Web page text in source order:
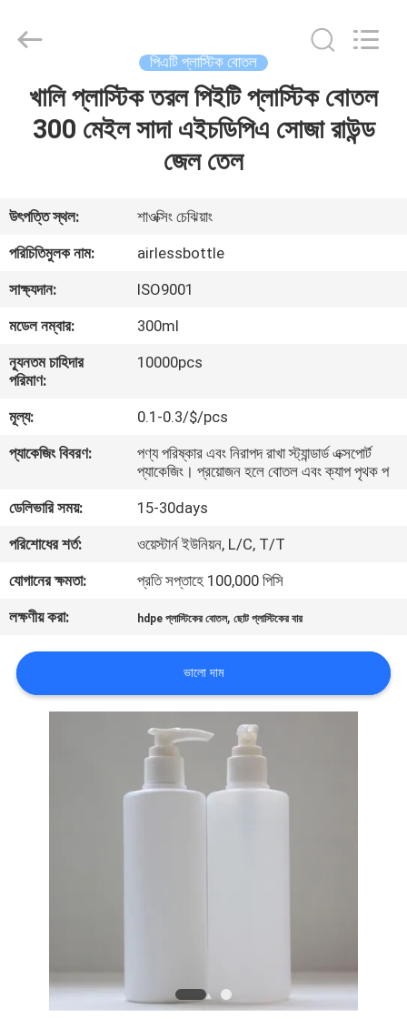
বাড়ি
আমাদের
সম্পর্কে
কারখানা
ভ্রমণ
নিয়ন্ত্রণ
করুন
উদ্ধৃতির
জন্য
সাইট
Plastic
Reserved.
পিএটি প্লাস্টিক বোতল
খালি প্লাস্টিক তরল পিইটি প্লাস্টিক বোতল
300 মেইল ​​সাদা এইচডিপিএ সোজা রাউন্ড
জেল তেল
উৎপত্তি স্থল:
শাওক্সিং চেঝিয়াং
পরিচিতিমুলক নাম:
airlessbottle
সাক্ষ্যদান:
ISO9001
মডেল নম্বার:
300ml
ন্যূনতম চাহিদার
পরিমাণ:
10000pcs
মূল্য:
0.1-0.3/$/pcs
প্যাকেজিং বিবরণ:
পণ্য পরিষ্কার এবং নিরাপদ রাখা স্ট্যান্ডার্ড এক্সপোর্ট
প্যাকেজিং। প্রয়োজন হলে বোতল এবং ক্যাপ পৃথক প
ডেলিভারি সময়:
15-30days
পরিশোধের শর্ত:
ওয়েস্টার্ন ইউনিয়ন, L/C, T/T
যোগানের ক্ষমতা:
প্রতি সপ্তাহে 100,000 পিসি
লক্ষণীয় করা:
hdpe প্লাস্টিকের বোতল,ছোট প্লাস্টিকের বার
ভালো দাম